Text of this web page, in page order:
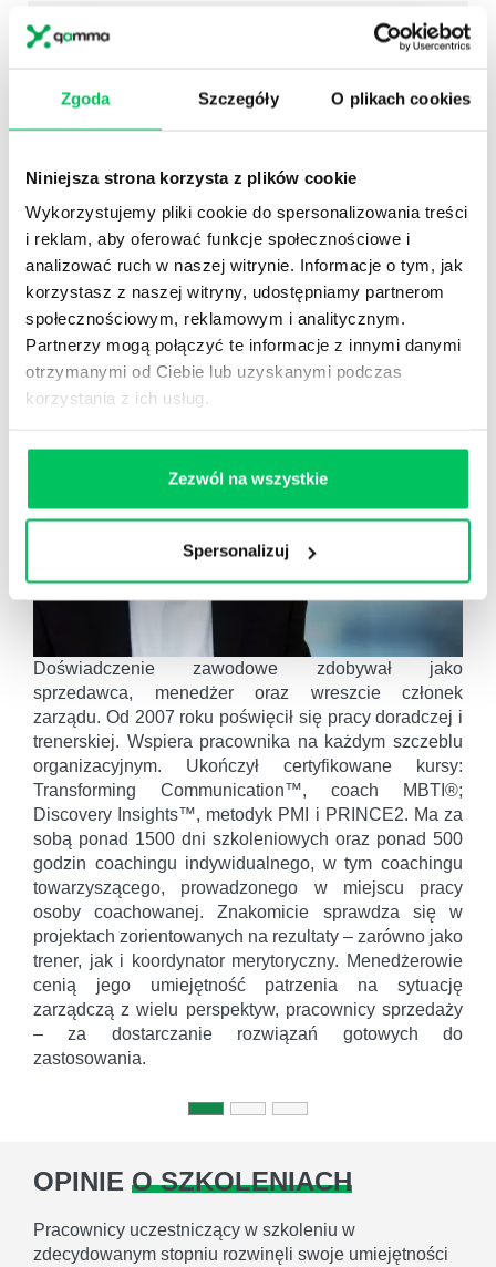
Zgoda Szczegóły O plikach cookies
Niniejsza strona korzysta z plików cookie
Wykorzystujemy pliki cookie do spersonalizowania treści
i reklam, aby oferować funkcje społecznościowe i
analizować ruch w naszej witrynie. Informacje o tym, jak
korzystasz z naszej witryny, udostępniamy partnerom
społecznościowym, reklamowym i analitycznym.
Partnerzy mogą połączyć te informacje z innymi danymi
otrzymanymi od Ciebie lub uzyskanymi podczas
korzystania z ich usług.
Zezwól na wszystkie
Spersonalizuj
KORZYŚCI WSPÓLNE:
premii indywidualnych
Wzrost kompetencji negocjacyjnych
TRENERZY
SZKOLENIA
PIOTR SZAMAŁEK
Doświadczenie zawodowe zdobywał jako
sprzedawca, menedżer oraz wreszcie członek
zarządu. Od 2007 roku poświęcił się pracy doradczej i
trenerskiej. Wspiera pracownika na każdym szczeblu
organizacyjnym. Ukończył certyfikowane kursy:
Transforming Communication™, coach MBTI®;
Discovery Insights™, metodyk PMI i PRINCE2. Ma za
sobą ponad 1500 dni szkoleniowych oraz ponad 500
godzin coachingu indywidualnego, w tym coachingu
towarzyszącego, prowadzonego w miejscu pracy
osoby coachowanej. Znakomicie sprawdza się w
projektach zorientowanych na rezultaty – zarówno jako
trener, jak i koordynator merytoryczny. Menedżerowie
cenią jego umiejętność patrzenia na sytuację
zarządczą z wielu perspektyw, pracownicy sprzedaży
– za dostarczanie rozwiązań gotowych do
zastosowania.
OPINIE O SZKOLENIACH
Pracownicy uczestniczący w szkoleniu w
zdecydowanym stopniu rozwinęli swoje umiejętności